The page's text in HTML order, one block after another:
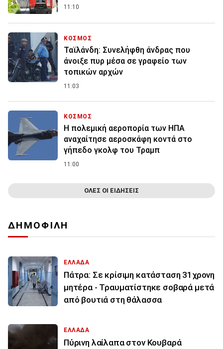
11:10
ΚΟΣΜΟΣ
Ταϊλάνδη: Συνελήφθη άνδρας που
άνοιξε πυρ μέσα σε γραφείο των
τοπικών αρχών
11:03
ΚΟΣΜΟΣ
Η πολεμική αεροπορία των ΗΠΑ
αναχαίτησε αεροσκάφη κοντά στο
γήπεδο γκολφ του Τραμπ
11:00
ΟΛΕΣ ΟΙ ΕΙΔΗΣΕΙΣ
ΔΗΜΟΦΙΛΗ
ΕΛΛΑΔΑ
Πάτρα: Σε κρίσιμη κατάσταση 31χρονη
μητέρα - Τραυματίστηκε σοβαρά μετά
από βουτιά στη θάλασσα
ΕΛΛΑΔΑ
Πύρινη λαίλαπα στον Κουβαρά